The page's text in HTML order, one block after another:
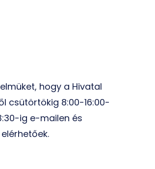
hogy a Hivatal
csütörtökig 8:00-16:00-
ig e-mailen és